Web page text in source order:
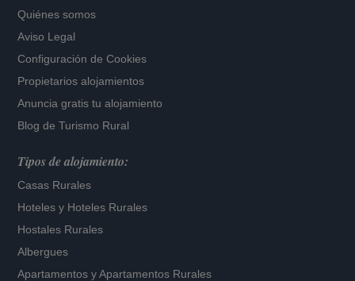
Quiénes somos
Aviso Legal
Configuración de Cookies
Propietarios alojamientos
Anuncia gratis tu alojamiento
Blog de Turismo Rural
Tipos de alojamiento:
Casas Rurales
Hoteles y Hoteles Rurales
Hostales Rurales
Albergues
Apartamentos yApartamentos Rurales